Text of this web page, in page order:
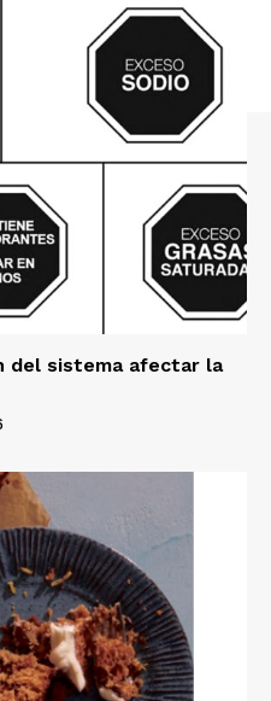
del sistema afectar la